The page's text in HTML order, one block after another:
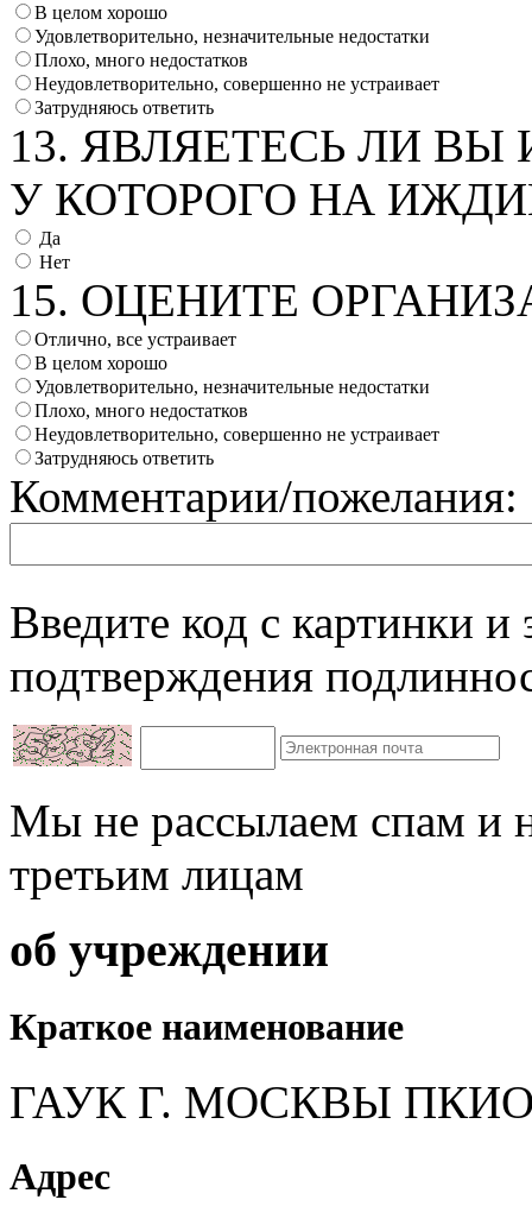
В целом хорошо
Удовлетворительно, незначительные недостатки
Плохо, много недостатков
Неудовлетворительно, совершенно не устраивает
Затрудняюсь ответить
13. ЯВЛЯЕТЕСЬ ЛИ
У КОТОРОГО НА
Да
Нет
15. ОЦЕНИТЕ
Отлично, все устраивает
В целом хорошо
Удовлетворительно, незначительные недостатки
Плохо, много недостатков
Неудовлетворительно, совершенно не устраивает
Затрудняюсь ответить
Комментарии/пожелания:
Введите код с картинки
подтверждения
Мы не рассылаем спам и
третьим лицам
об учреждении
Краткое наименование
ГАУК Г. МОСКВЫ
Адрес